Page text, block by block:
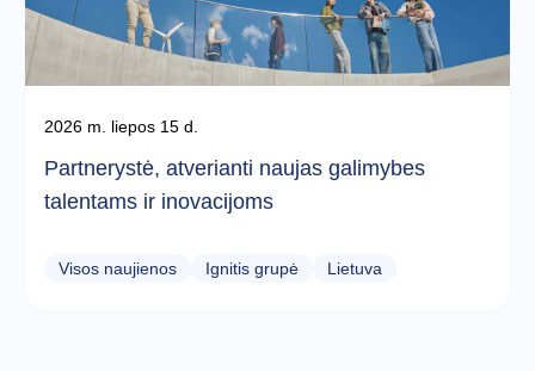
2026 m. liepos 15 d.
Partnerystė, atverianti naujas galimybes
talentams ir inovacijoms
Visos naujienos Ignitis grupė Lietuva